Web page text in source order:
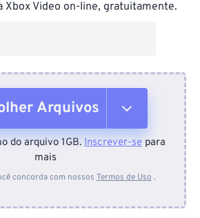
Xbox Video on-line, gratuitamente.
Arquivos
dispositivo
do arquivo 1GB. Inscrever-se para
mais
concorda com nossos Termos de Uso .